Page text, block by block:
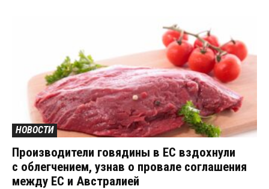
НОВОСТИ
Производители говядины в ЕС вздохнули
с облегчением, узнав о провале соглашения
между ЕС и Австралией